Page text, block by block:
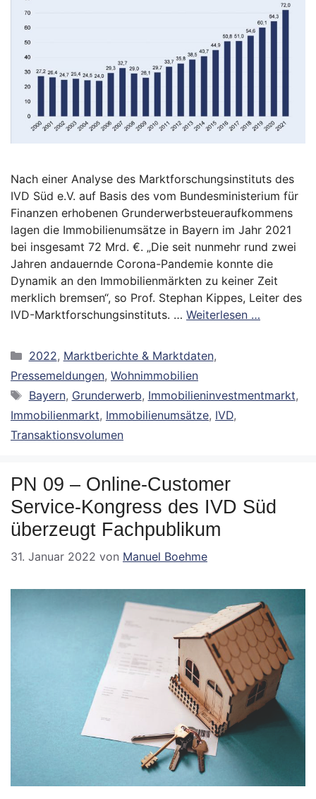
Nach einer Analyse des Marktforschungsinstituts des
IVD Süd e.V. auf Basis des vom Bundesministerium für
Finanzen erhobenen Grunderwerbsteueraufkommens
lagen die Immobilienumsätze in Bayern im Jahr 2021
bei insgesamt 72 Mrd. €. „Die seit nunmehr rund zwei
Jahren andauernde Corona-Pandemie konnte die
Dynamik an den Immobilienmärkten zu keiner Zeit
merklich bremsen“, so Prof. Stephan Kippes, Leiter des
IVD-Marktforschungsinstituts. … Weiterlesen …
Kategorien
2022, Marktberichte & Marktdaten,
Pressemeldungen, Wohnimmobilien
Schlagwörter
Bayern, Grunderwerb, Immobilieninvestmentmarkt,
Immobilienmarkt, Immobilienumsätze, IVD,
Transaktionsvolumen
PN 09 – Online-Customer
Service-Kongress des IVD Süd
überzeugt Fachpublikum
31. Januar 2022 von Manuel Boehme